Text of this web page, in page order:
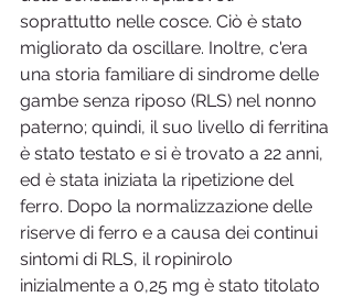
soprattutto nelle cosce. Ciò è stato
migliorato da oscillare. Inoltre, c'era
una storia familiare di sindrome delle
gambe senza riposo (RLS) nel nonno
paterno; quindi, il suo livello di ferritina
è stato testato e si è trovato a 22 anni,
ed è stata iniziata la ripetizione del
ferro. Dopo la normalizzazione delle
riserve di ferro e a causa dei continui
sintomi di RLS, il ropinirolo
inizialmente a 0,25 mg è stato titolato